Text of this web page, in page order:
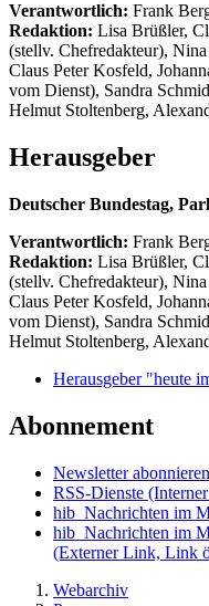
Verantwortlich: Frank
Redaktion: Lisa Brüßler,
(stellv. Chefredakteur),
Claus Peter Kosfeld,
vom Dienst), Sandra
Helmut Stoltenberg,
Herausgeber
Deutscher Bundestag,
Verantwortlich: Frank
Redaktion: Lisa Brüßler,
(stellv. Chefredakteur),
Claus Peter Kosfeld,
vom Dienst), Sandra
Helmut Stoltenberg,
Herausgeber "heute
Abonnement
Newsletter abonnieren
RSS-Dienste
hib_Nachrichten im
hib_Nachrichten im
(Externer Link, Link
Webarchiv